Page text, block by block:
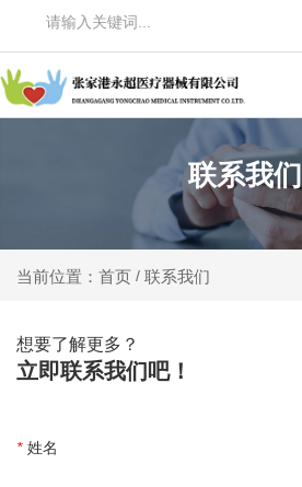
联系我们
当前位置：首页 / 联系我们
想要了解更多？
立即联系我们吧！
* 姓名